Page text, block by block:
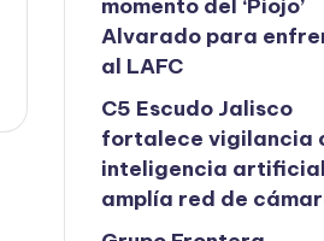
momento del ‘Piojo’
Alvarado para
al LAFC
C5 Escudo Jalisco
fortalece vigilancia
inteligencia
amplía red de